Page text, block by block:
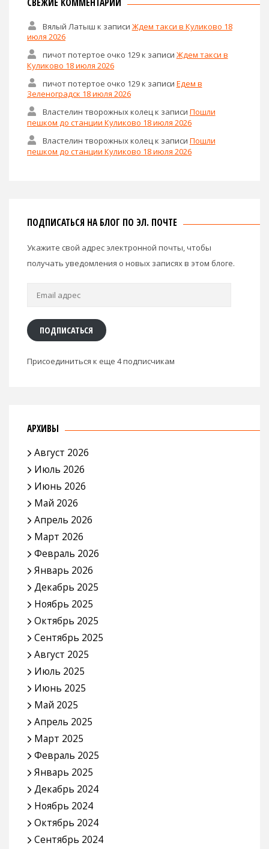
Вялый Латыш к записи Ждем такси в Куликово 18
июля 2026
пичот потертое очко 129к записи Ждем такси в
Куликово 18 июля 2026
пичот потертое очко 129к записи Едем в
Зеленоградск 18 июля 2026
Властелин творожных колецк записи Пошли
пешком до станции Куликово 18 июля 2026
Властелин творожных колецк записи Пошли
пешком до станции Куликово 18 июля 2026
ПОДПИСАТЬСЯ НА БЛОГ ПО ЭЛ. ПОЧТЕ
Укажите свой адрес электронной почты, чтобы
получать уведомления о новых записях в этом блоге.
Email
ПОДПИСАТЬСЯ
Присоединиться к еще 4 подписчикам
АРХИВЫ
Август 2026
Июль 2026
Июнь 2026
Май 2026
Апрель 2026
Март 2026
Февраль 2026
Январь 2026
Декабрь 2025
Ноябрь 2025
Октябрь 2025
Сентябрь 2025
Август 2025
Июль 2025
Июнь 2025
Май 2025
Апрель 2025
Март 2025
Февраль 2025
Январь 2025
Декабрь 2024
Ноябрь 2024
Октябрь 2024
Сентябрь 2024